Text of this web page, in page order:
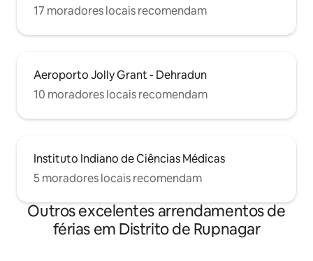
17 moradores locais recomendam
Aeroporto Jolly Grant - Dehradun
10 moradores locais recomendam
Instituto Indiano de Ciências Médicas
5 moradores locais recomendam
Outros excelentes arrendamentos de
férias em Distrito de Rupnagar